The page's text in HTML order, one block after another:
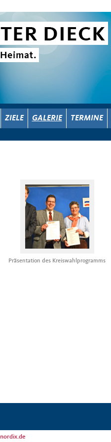
ZIELE GALERIE TERMINE
Präsentation des Kreiswahlprogramms
nordix.de